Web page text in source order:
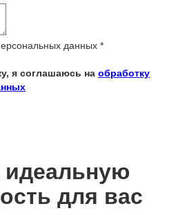
данных *
я соглашаюсь на обработку
для вас